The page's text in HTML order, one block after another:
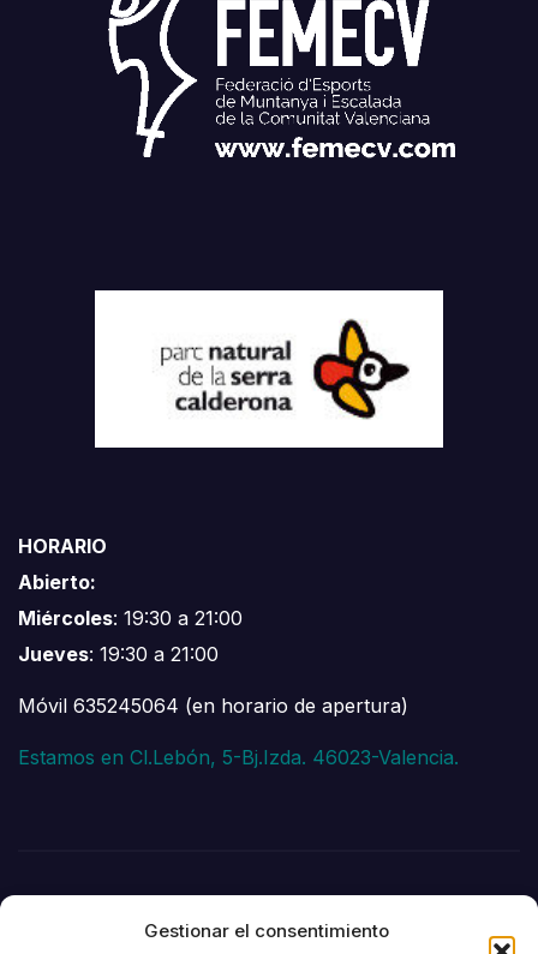
Gestionar el consentimiento
HORARIO
Abierto:
Miércoles: 19:30 a 21:00
Jueves: 19:30 a 21:00
Móvil 635245064 (en horario de apertura)
Estamos en Cl.Lebón, 5-Bj.Izda. 46023-Valencia.